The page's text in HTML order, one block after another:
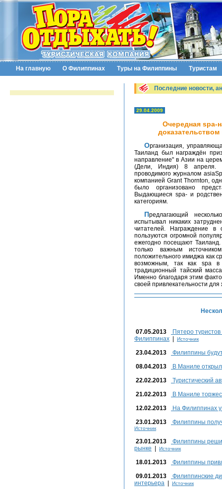
На главную О Филиппинах Туры на Филиппины Туристам
Последние новости,
29.04.2009
Очередная spa-
доказательством
Организация, управляющая тайским туризмом (TAT) объявила о том, что
Таиланд был награждён
направление" в Азии на
(Дели, Индия) 8 апреля.
проводимого журналом
компанией Grant Thornton,
было организовано
Выдающиеся spa- и
категориям.
Предлагающий несколько лучших в мире spa-курортов Таиланд не
испытывал никаких
читателей. Награждение в
пользуются огромной
ежегодно посещают
только важным
положительного имиджа как
возможным, так как spa в
традиционный тайский
Именно благодаря этим
своей привлекательности
07.05.2013
Пятеро
Филиппинах
Источник
23.04.2013
Филиппины
08.04.2013
В Маниле
22.02.2013
Туристический
21.02.2013
В Маниле
12.02.2013
На Филиппинах
23.01.2013
Филиппины
Источник
23.01.2013
Филиппины
рынке
Источник
18.01.2013
Филиппины
09.01.2013
Филиппинские
интерьера
Источник